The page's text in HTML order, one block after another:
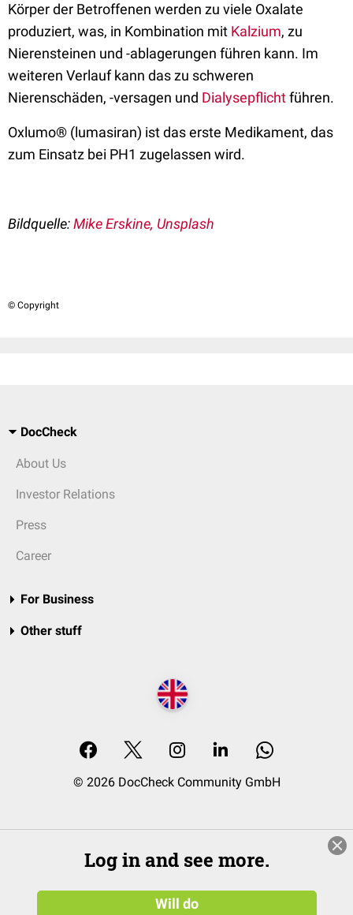
Körper der Betroffenen werden zu viele Oxalate
produziert, was, in Kombination mit Kalzium, zu
Nierensteinen und -ablagerungen führen kann. Im
weiteren Verlauf kann das zu schweren
Nierenschäden, -versagen und Dialysepflichtführen.
Oxlumo® (lumasiran) ist das erste Medikament, das
zum Einsatz bei PH1 zugelassen wird.
Bildquelle:Mike Erskine, Unsplash
© Copyright
DocCheck
About Us
Investor Relations
Press
Career
For Business
Other stuff
© 2026 DocCheck Community GmbH
Log in and see more.
Will do